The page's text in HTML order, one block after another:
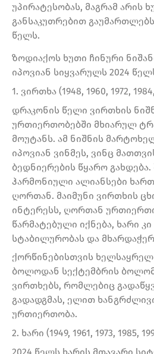
უპირატესობას, მაგრამ არის
განსაკუთრებით
წელს.
ზოდიაქოს ხუთი ჩინური
იპოვიან სიყვარულს 2024
1. ვირთხა (1948, 1960, 1972,
დრაკონის წელი ვირთხის
ურთიერთობებში მხიარულ
მოუტანს. ამ ნიშნის
იპოვიან ვინმეს, ვინც
ბედნიერების წყარო
ჰარმონიული ალიანსები
ღორთან. მაიმუნი ვირთხის
ინტერესს, ღორთან
წარმატებული იქნება, ხარი
სტაბილურობას და
ქორწინებისთვის
ბოლოდან სექტემბრის
ვირთხებს, რომლებიც
გადადგმას, ელით
ურთიერთობა.
2. ხარი (1949, 1961, 1973, 1985,
2024 წელს ხარის მთავარი